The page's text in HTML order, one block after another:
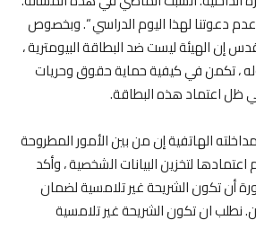
دعوتنا لهذا اليوم الدراسي “. وبخصوص
إن الهيئة ليست ضد البطاقة البيومترية ،
، تكمن في كيفية حماية حقوق وحريات
ظل اعتماد هذه البطاقة.
الهاتفية إن من بين الأمور المطروحة
لتخزين البيانات الشخصية ، وأكد
أن تكون الشريحة غير تلامسية لضمان
نطلب ان تكون الشريحة غير تلامسية